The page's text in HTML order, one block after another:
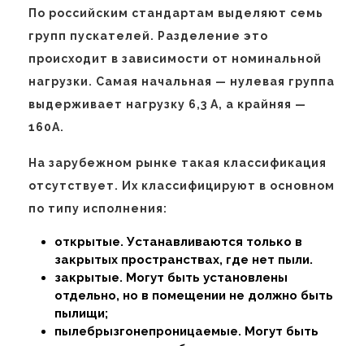
По российским стандартам выделяют семь
групп пускателей. Разделение это
происходит в зависимости от номинальной
нагрузки. Самая начальная — нулевая группа
выдерживает нагрузку 6,3 А, а крайняя —
160А.
На зарубежном рынке такая классификация
отсутствует. Их классифицируют в основном
по типу исполнения:
открытые. Устанавливаются только в
закрытых пространствах, где нет пыли.
закрытые. Могут быть установлены
отдельно, но в помещении не должно быть
пылищи;
пылебрызгонепроницаемые. Могут быть